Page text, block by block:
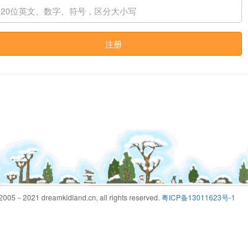
注册
－2021 dreamkidland.cn, all rights reserved. 粤ICP备13011623号-1